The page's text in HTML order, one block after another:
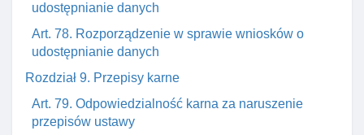
udostępnianie danych
Art. 78. Rozporządzenie w sprawie wniosków o
udostępnianie danych
Rozdział 9. Przepisy karne
Art. 79. Odpowiedzialność karna za naruszenie
przepisów ustawy